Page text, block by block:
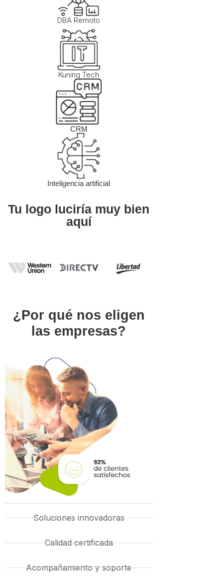
DBA Remoto
Kuning Tech
CRM
Inteligencia artificial
Tu logo luciría muy bien
aquí
¿Por qué nos eligen
las empresas?
Soluciones innovadoras
Calidad certificada
Acompañamiento y soporte